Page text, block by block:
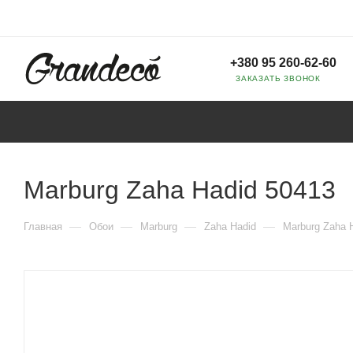
+380 95 260-62-60
ЗАКАЗАТЬ ЗВОНОК
Marburg Zaha Hadid 50413
Главная — Обои — Marburg — Zaha Hadid — Marburg Zaha